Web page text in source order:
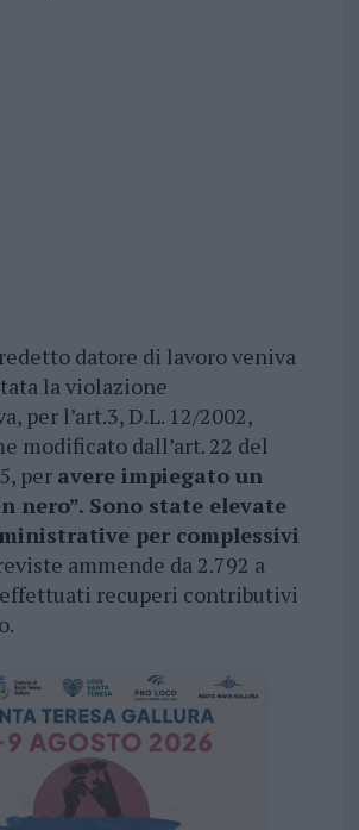
datore di lavoro veniva
la violazione
per l’art.3, D.L. 12/2002,
modificato dall’art. 22 del
per avere impiegato un
nero”. Sono state elevate
per complessivi
ammende da 2.792 a
effettuati recuperi contributivi